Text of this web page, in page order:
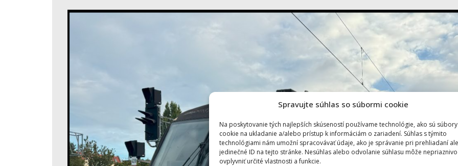
Spravujte súhlas so súbormi cookie
Na poskytovanie tých najlepších skúseností používame technológie, ako sú súbory
cookie na ukladanie a/alebo prístup k informáciám o zariadení. Súhlas s týmito
technológiami nám umožní spracovávať údaje, ako je správanie pri prehliadaní
jedinečné ID na tejto stránke. Nesúhlas alebo odvolanie súhlasu môže nepriaznivo
ovplyvniť určité vlastnosti a funkcie.